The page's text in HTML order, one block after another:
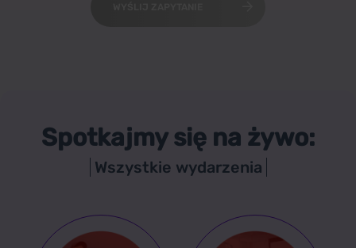
Spotkajmy się na żywo:
Wszystkie wydarzenia